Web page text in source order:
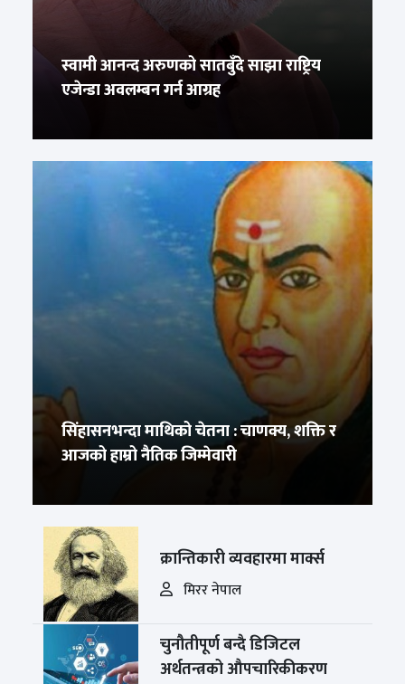
स्वामी आनन्द अरुणको सातबुँदे साझा राष्ट्रिय
एजेन्डा अवलम्बन गर्न आग्रह
सिंहासनभन्दा माथिको चेतना : चाणक्य, शक्ति र
आजको हाम्रो नैतिक जिम्मेवारी
क्रान्तिकारी व्यवहारमा मार्क्स
मिरर नेपाल
चुनौतीपूर्ण बन्दै डिजिटल
अर्थतन्त्रको औपचारिकीकरण